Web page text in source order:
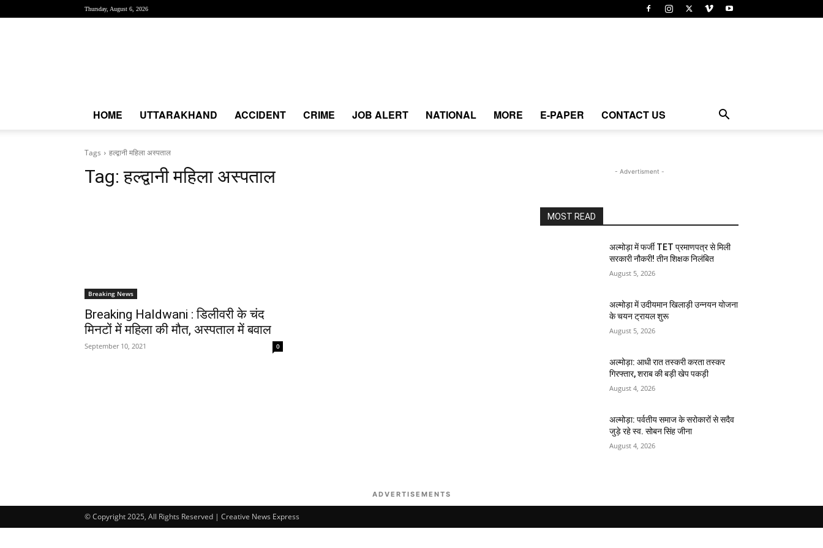
Thursday, August 6, 2026
HOME UTTARAKHAND ACCIDENT CRIME JOB ALERT NATIONAL MORE E-PAPER CONTACT US
Tags हल्द्वानी महिला अस्पताल
Tag:हल्द्वानी महिला अस्पताल
Breaking News
Breaking Haldwani : डिलीवरी के चंद
मिनटों में महिला की मौत, अस्पताल में बवाल
September 10, 2021 0
- Advertisment -
MOST READ
अल्मोड़ा में फर्जी TET प्रमाणपत्र से मिली
सरकारी नौकरी! तीन शिक्षक निलंबित
August 5, 2026
अल्मोड़ा में उदीयमान खिलाड़ी उन्नयन योजना
के चयन ट्रायल शुरू
August 5, 2026
अल्मोड़ा: आधी रात तस्करी करता तस्कर​
गिरफ्तार, शराब की बड़ी खेप पकड़ी
August 4, 2026
अल्मोड़ा: पर्वतीय समाज के सरोकारों से सदैव
जुड़े रहे स्व. सोबन सिंह जीना
August 4, 2026
ADVERTISEMENTS
© Copyright 2025, All Rights Reserved | Creative News Express